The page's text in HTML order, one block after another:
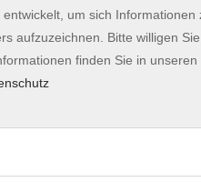
um sich Informationen
aufzuzeichnen. Bitte willigen
finden Sie in unseren